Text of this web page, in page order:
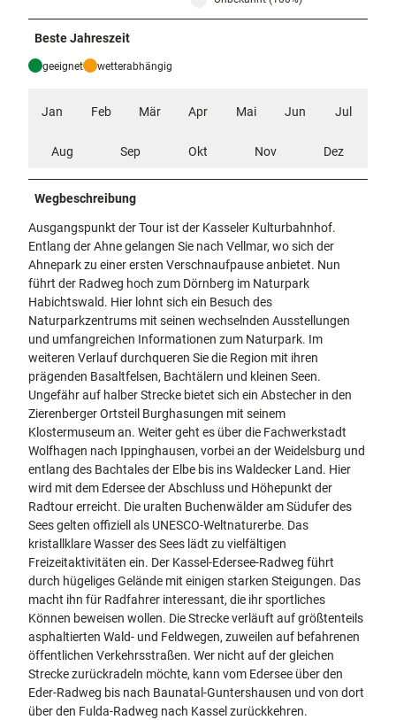
Beste Jahreszeit
geeignet wetterabhängig
Jan Feb Mär Apr Mai Jun Jul
Aug Sep Okt Nov Dez
Wegbeschreibung
Ausgangspunkt der Tour ist der Kasseler Kulturbahnhof.
Entlang der Ahne gelangen Sie nach Vellmar, wo sich der
Ahnepark zu einer ersten Verschnaufpause anbietet. Nun
führt der Radweg hoch zum Dörnberg im Naturpark
Habichtswald. Hier lohnt sich ein Besuch des
Naturparkzentrums mit seinen wechselnden Ausstellungen
und umfangreichen Informationen zum Naturpark. Im
weiteren Verlauf durchqueren Sie die Region mit ihren
prägenden Basaltfelsen, Bachtälern und kleinen Seen.
Ungefähr auf halber Strecke bietet sich ein Abstecher in den
Zierenberger Ortsteil Burghasungen mit seinem
Klostermuseum an. Weiter geht es über die Fachwerkstadt
Wolfhagen nach Ippinghausen, vorbei an der Weidelsburg und
entlang des Bachtales der Elbe bis ins Waldecker Land. Hier
wird mit dem Edersee der Abschluss und Höhepunkt der
Radtour erreicht. Die uralten Buchenwälder am Südufer des
Sees gelten offiziell als UNESCO-Weltnaturerbe. Das
kristallklare Wasser des Sees lädt zu vielfältigen
Freizeitaktivitäten ein. Der Kassel-Edersee-Radweg führt
durch hügeliges Gelände mit einigen starken Steigungen. Das
macht ihn für Radfahrer interessant, die ihr sportliches
Können beweisen wollen. Die Strecke verläuft auf größtenteils
asphaltierten Wald- und Feldwegen, zuweilen auf befahrenen
öffentlichen Verkehrsstraßen. Wer nicht auf der gleichen
Strecke zurückradeln möchte, kann vom Edersee über den
Eder-Radweg bis nach Baunatal-Guntershausen und von dort
über den Fulda-Radweg nach Kassel zurückkehren.